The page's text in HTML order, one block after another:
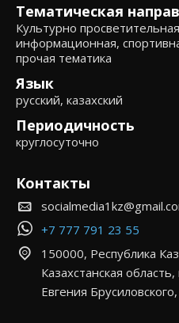
Тематическая
Культурно
информационная,
прочая тематика
Язык
русский, казахский
Периодичность
круглосуточно
Контакты
+7 777 791 23 55
150000, Республика
Казахстанская
Евгения